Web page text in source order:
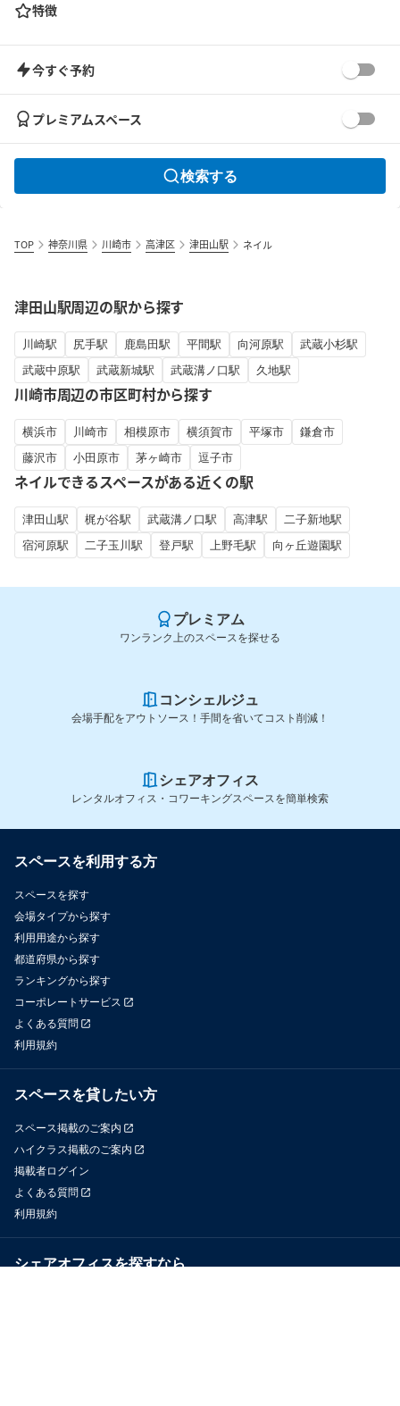
特徴
今すぐ予約
プレミアムスペース
検索する
TOP 神奈川県 川崎市 高津区 津田山駅 ネイル
津田山駅周辺の駅から探す
川崎駅 尻手駅 鹿島田駅 平間駅 向河原駅
武蔵小杉駅
武蔵中原駅
武蔵新城駅 武蔵溝ノ口駅 久地駅
川崎市周辺の市区町村から探す
横浜市 川崎市 相模原市 横須賀市 平塚市
鎌倉市
藤沢市
小田原市 茅ヶ崎市 逗子市
ネイルできるスペースがある近くの駅
津田山駅 梶が谷駅 武蔵溝ノ口駅 高津駅
二子新地駅
宿河原駅
二子玉川駅 登戸駅 上野毛駅 向ヶ丘遊園駅
プレミアム
ワンランク上のスペースを探せる
コンシェルジュ
会場手配をアウトソース！手間を省いてコスト削減！
シェアオフィス
レンタルオフィス・コワーキングスペースを簡単検索
スペースを利用する方
スペースを探す
会場タイプから探す
利用用途から探す
都道府県から探す
ランキングから探す
コーポレートサービス
よくある質問
利用規約
スペースを貸したい方
スペース掲載のご案内
ハイクラス掲載のご案内
掲載者ログイン
よくある質問
利用規約
シェアオフィスを探すなら